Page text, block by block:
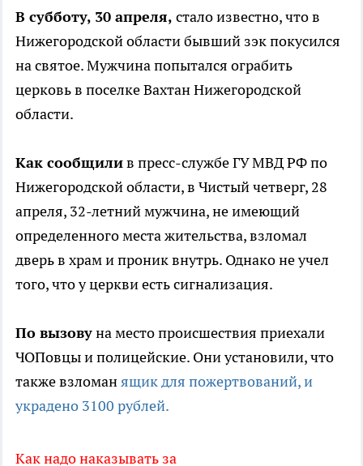
В субботу, 30 апреля, стало известно, что в
Нижегородской области бывший зэк покусился
на святое. Мужчина попытался ограбить
церковь в поселке Вахтан Нижегородской
области.
Как сообщилив пресс-службе ГУ МВД РФ по
Нижегородской области, в Чистый четверг, 28
апреля, 32-летний мужчина, не имеющий
определенного места жительства, взломал
дверь в храм и проник внутрь. Однако не учел
того, что у церкви есть сигнализация.
По вызовуна место происшествия приехали
ЧОПовцы и полицейские. Они установили, что
также взломанящик для пожертвований, и
украдено 3100 рублей.
Как надо наказывать за